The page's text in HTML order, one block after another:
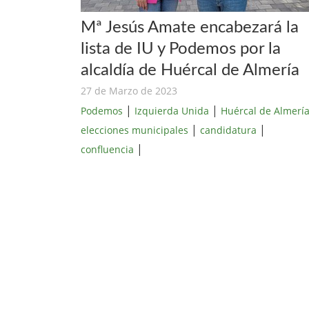
Mª Jesús Amate encabezará la
lista de IU y Podemos por la
alcaldía de Huércal de Almería
27 de Marzo de 2023
Podemos | Izquierda Unida | Huércal de Almería
elecciones municipales | candidatura |
confluencia |